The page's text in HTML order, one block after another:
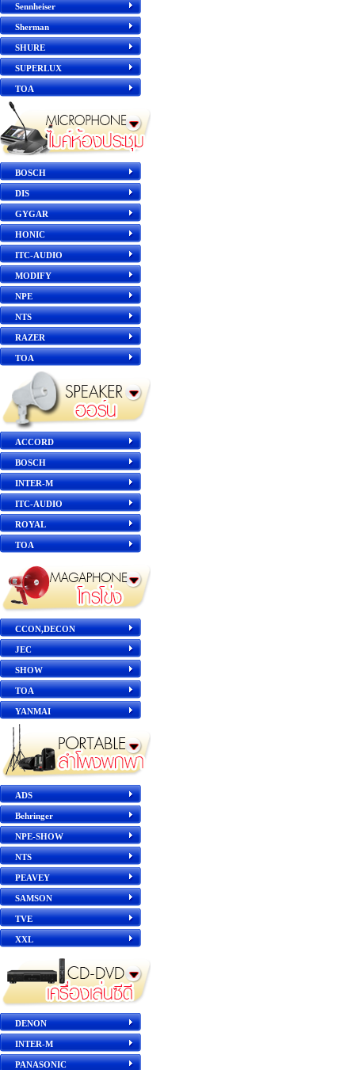
Sennheiser
Sherman
SHURE
SUPERLUX
TOA
BOSCH
DIS
GYGAR
HONIC
ITC-AUDIO
MODIFY
NPE
NTS
RAZER
TOA
ACCORD
BOSCH
INTER-M
ITC-AUDIO
ROYAL
TOA
CCON,DECON
JEC
SHOW
TOA
YANMAI
ADS
Behringer
NPE-SHOW
NTS
PEAVEY
SAMSON
TVE
XXL
DENON
INTER-M
PANASONIC